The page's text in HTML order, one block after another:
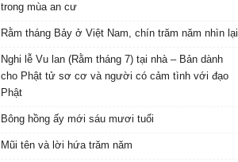
trong mùa an cư
Rằm tháng Bảy ở Việt Nam, chín trăm năm nhìn lại
Nghi lễ Vu lan (Rằm tháng 7) tại nhà – Bản dành
cho Phật tử sơ cơ và người có cảm tình với đạo
Phật
Bông hồng ấy mới sáu mươi tuổi
Mũi tên và lời hứa trăm năm